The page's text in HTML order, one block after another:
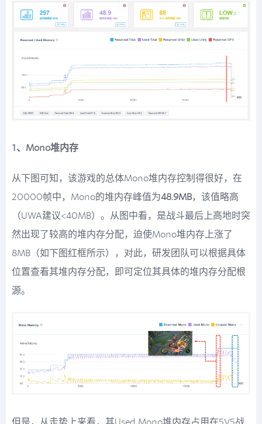
1、Mono堆内存
从下图可知，该游戏的总体Mono堆内存控制得很好，在
20000帧中，Mono的堆内存峰值为48.9MB，该值略高
（UWA建议<40MB）。从图中看，是战斗最后上高地时突
然出现了较高的堆内存分配，迫使Mono堆内存上涨了
8MB（如下图红框所示），对此，研发团队可以根据具体
位置查看其堆内存分配，即可定位其具体的堆内存分配根
源。